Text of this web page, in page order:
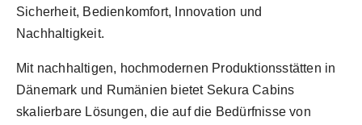
Sicherheit, Bedienkomfort, Innovation und
Nachhaltigkeit.
Mit nachhaltigen, hochmodernen Produktionsstätten in
Dänemark und Rumänien bietet Sekura Cabins
skalierbare Lösungen, die auf die Bedürfnisse von